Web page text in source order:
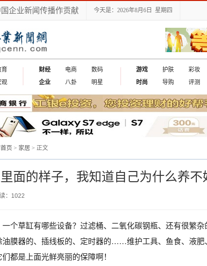
企业新闻传播作贡献 今天是：2026年8月6日 星期四
育
观
财经 电商
数码
企业
八卦 明星
游戏 护肤
彩妆
时尚
导购 评测
页 > 家居 > 正文
面的样子，我知道自己为什么养不
：1022
个草缸有哪些设备？过滤桶、二氧化碳钢瓶、还有很繁杂
油膜器的、插线板的、定时器的……维护工具、鱼食、液肥
都是上面光鲜亮丽的保障啊！